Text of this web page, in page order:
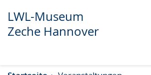
Transkript anzeigen
LWL-Museum
Zeche Hannover